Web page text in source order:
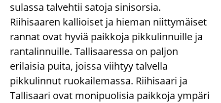
sulassa talvehtii satoja sinisorsia.
Riihisaaren kallioiset ja hieman niittymäiset
rannat ovat hyviä paikkoja pikkulinnuille ja
rantalinnuille. Tallisaaressa on paljon
erilaisia puita, joissa viihtyy talvella
pikkulinnut ruokailemassa. Riihisaari ja
Tallisaari ovat monipuolisia paikkoja ympäri